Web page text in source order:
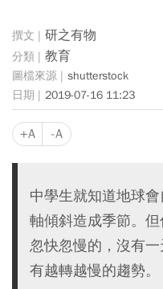
研之有物
教育
shutterstock
2019-07-16 11:23
+A -A
中學生就知道地球
軸傾斜造成季節。
忽快忽慢的，沒有
有越轉越慢的趨勢。